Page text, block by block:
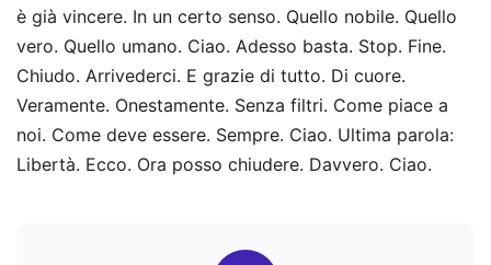
è già vincere. In un certo senso. Quello nobile. Quello
vero. Quello umano. Ciao. Adesso basta. Stop. Fine.
Chiudo. Arrivederci. E grazie di tutto. Di cuore.
Veramente. Onestamente. Senza filtri. Come piace a
noi. Come deve essere. Sempre. Ciao. Ultima parola:
Libertà. Ecco. Ora posso chiudere. Davvero. Ciao.